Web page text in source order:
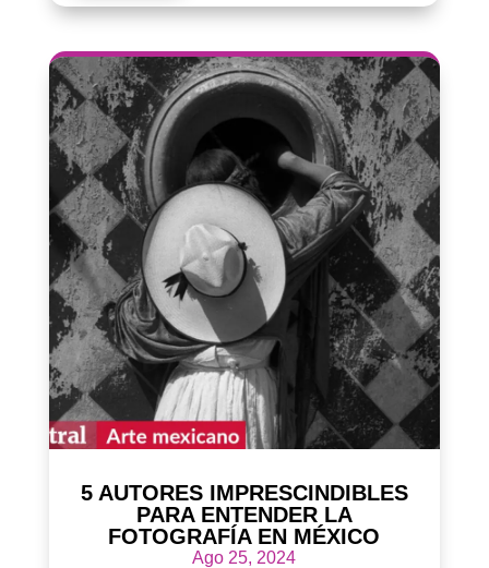
5 AUTORES IMPRESCINDIBLES
PARA ENTENDER LA
FOTOGRAFÍA EN MÉXICO
Ago 25, 2024